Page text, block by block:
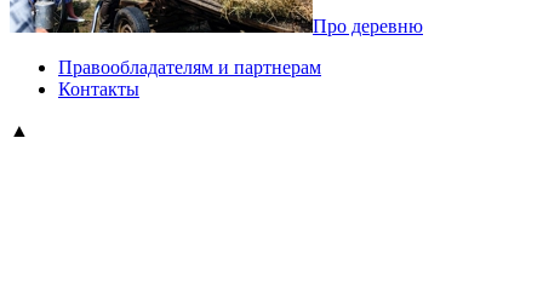
Про деревню
Правообладателям и партнерам
Контакты
▲